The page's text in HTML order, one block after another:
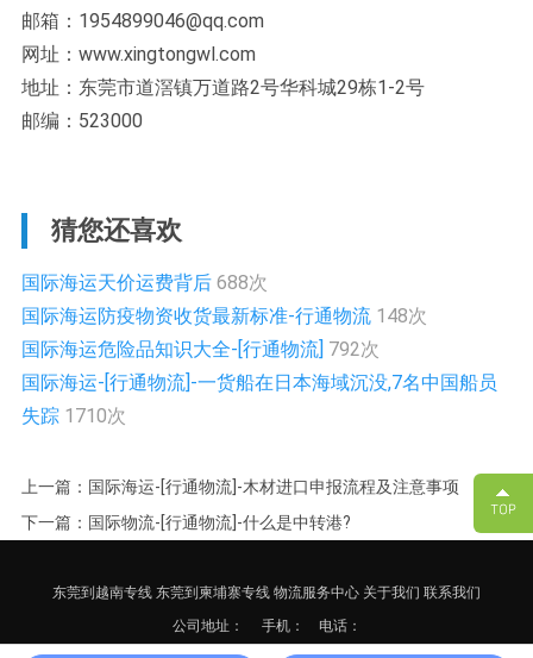
邮箱：1954899046@qq.com
网址：www.xingtongwl.com
地址：东莞市道滘镇万道路2号华科城29栋1-2号
邮编：523000
猜您还喜欢
国际海运天价运费背后 688次
国际海运防疫物资收货最新标准-行通物流 148次
国际海运危险品知识大全-[行通物流] 792次
国际海运-[行通物流]-一货船在日本海域沉没,7名中国船员
失踪 1710次
上一篇：国际海运-[行通物流]-木材进口申报流程及注意事项
下一篇：国际物流-[行通物流]-什么是中转港?
东莞到越南专线 东莞到柬埔寨专线 物流服务中心 关于我们 联系我们
公司地址： 手机： 电话：